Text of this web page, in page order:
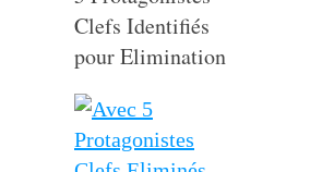
Clefs Identifiés
pour Elimination